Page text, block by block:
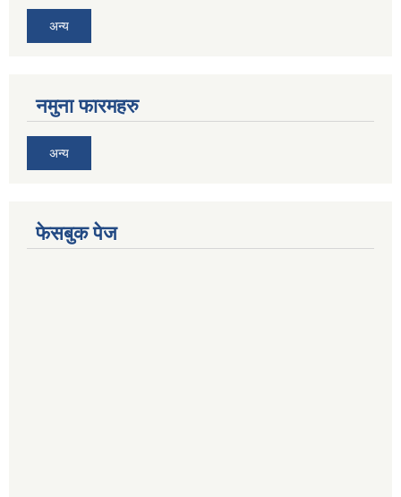
अन्य
नमुना फारमहरु
अन्य
फेसबुक पेज